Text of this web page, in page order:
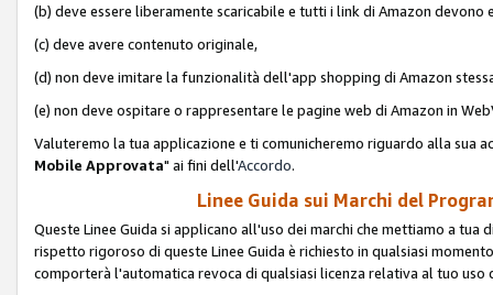
(b) deve essere liberamente scaricabile e tutti i link di Amazon devono
(c) deve avere contenuto originale,
(d) non deve imitare la funzionalità dell'app shopping di Amazon
(e) non deve ospitare o rappresentare le pagine web di Amazon in
Valuteremo la tua applicazione e ti comunicheremo riguardo alla sua
Mobile Approvata" ai fini dell'Accordo.
Linee Guida sui Marchi del
Queste Linee Guida si applicano all'uso dei marchi che mettiamo a
rispetto rigoroso di queste Linee Guida è richiesto in qualsiasi
comporterà l'automatica revoca di qualsiasi licenza relativa al tuo uso